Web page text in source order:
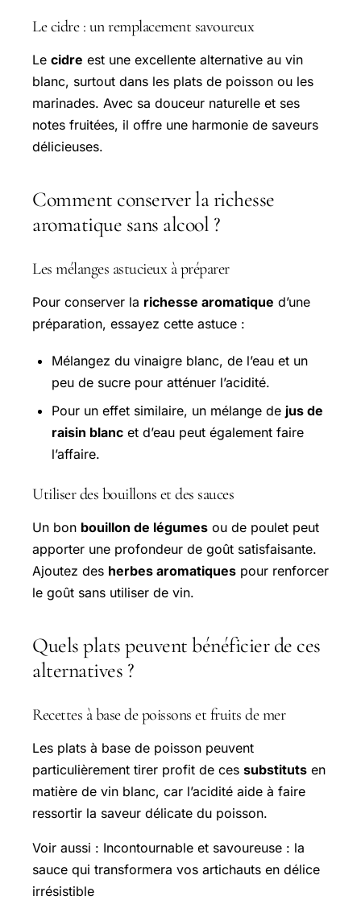
Le cidre : un remplacement savoureux
Le cidre est une excellente alternative au vin
blanc, surtout dans les plats de poisson ou les
marinades. Avec sa douceur naturelle et ses
notes fruitées, il offre une harmonie de saveurs
délicieuses.
Comment conserver la richesse
aromatique sans alcool ?
Les mélanges astucieux à préparer
Pour conserver la richesse aromatique d’une
préparation, essayez cette astuce :
Mélangez du vinaigre blanc, de l’eau et un
peu de sucre pour atténuer l’acidité.
Pour un effet similaire, un mélange de jus de
raisin blanc et d’eau peut également faire
l’affaire.
Utiliser des bouillons et des sauces
Un bon bouillon de légumes ou de poulet peut
apporter une profondeur de goût satisfaisante.
Ajoutez des herbes aromatiques pour renforcer
le goût sans utiliser de vin.
Quels plats peuvent bénéficier de ces
alternatives ?
Recettes à base de poissons et fruits de mer
Les plats à base de poisson peuvent
particulièrement tirer profit de ces substituts en
matière de vin blanc, car l’acidité aide à faire
ressortir la saveur délicate du poisson.
Voir aussi : Incontournable et savoureuse : la
sauce qui transformera vos artichauts en délice
irrésistible